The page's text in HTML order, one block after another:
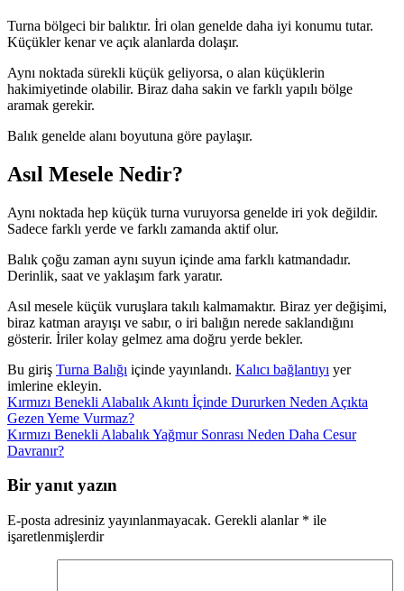
Turna bölgeci bir balıktır. İri olan genelde daha iyi konumu tutar.
Küçükler kenar ve açık alanlarda dolaşır.
Aynı noktada sürekli küçük geliyorsa, o alan küçüklerin
hakimiyetinde olabilir. Biraz daha sakin ve farklı yapılı bölge
aramak gerekir.
Balık genelde alanı boyutuna göre paylaşır.
Asıl Mesele Nedir?
Aynı noktada hep küçük turna vuruyorsa genelde iri yok değildir.
Sadece farklı yerde ve farklı zamanda aktif olur.
Balık çoğu zaman aynı suyun içinde ama farklı katmandadır.
Derinlik, saat ve yaklaşım fark yaratır.
Asıl mesele küçük vuruşlara takılı kalmamaktır. Biraz yer değişimi,
biraz katman arayışı ve sabır, o iri balığın nerede saklandığını
gösterir. İriler kolay gelmez ama doğru yerde bekler.
Bu giriş Turna Balığı içinde yayınlandı. Kalıcı bağlantıyı yer
imlerine ekleyin.
Kırmızı Benekli Alabalık Akıntı İçinde Dururken Neden Açıkta
Gezen Yeme Vurmaz?
Kırmızı Benekli Alabalık Yağmur Sonrası Neden Daha Cesur
Davranır?
Bir yanıt yazın
E-posta adresiniz yayınlanmayacak. Gerekli alanlar * ile
işaretlenmişlerdir